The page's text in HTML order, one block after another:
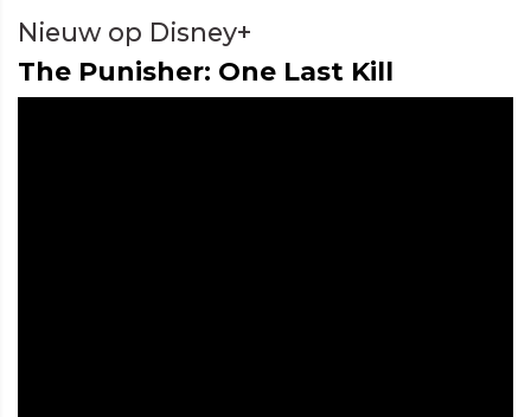
Nieuw op Disney+
The Punisher: One Last Kill